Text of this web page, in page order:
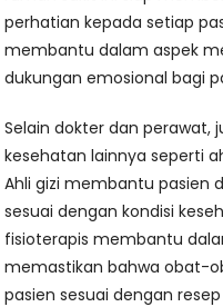
perhatian kepada setiap
membantu dalam aspek
dukungan emosional bagi
Selain dokter dan perawat,
kesehatan lainnya seperti
Ahli gizi membantu pasien
sesuai dengan kondisi
fisioterapis membantu
memastikan bahwa obat-
pasien sesuai dengan